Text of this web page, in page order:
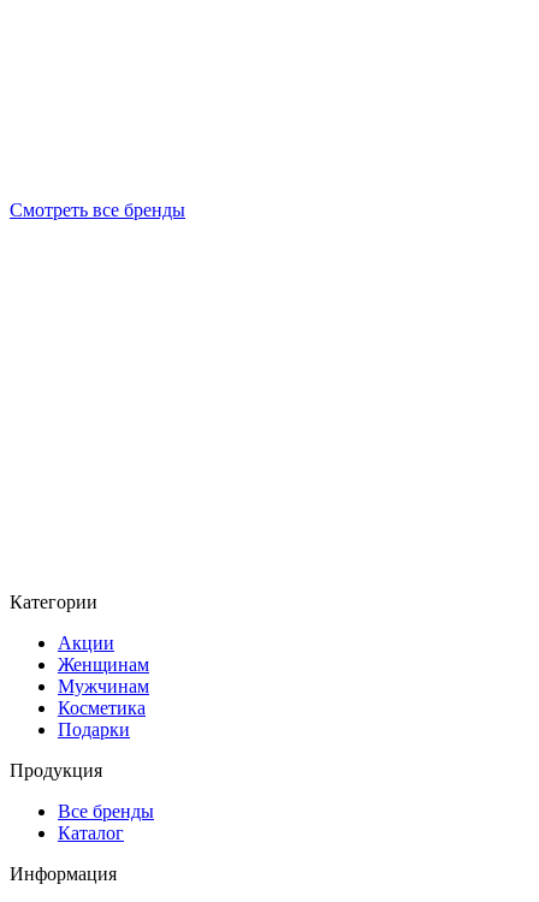
Смотреть все бренды
Категории
Акции
Женщинам
Мужчинам
Косметика
Подарки
Продукция
Все бренды
Каталог
Информация